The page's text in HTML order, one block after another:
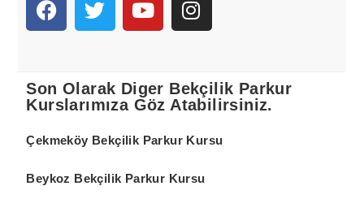
Son Olarak Diger Bekçilik Parkur
Kurslarımıza Göz Atabilirsiniz.
Çekmeköy Bekçilik Parkur Kursu
Beykoz Bekçilik Parkur Kursu